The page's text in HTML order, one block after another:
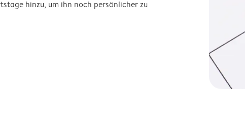
hinzu, um ihn noch persönlicher zu